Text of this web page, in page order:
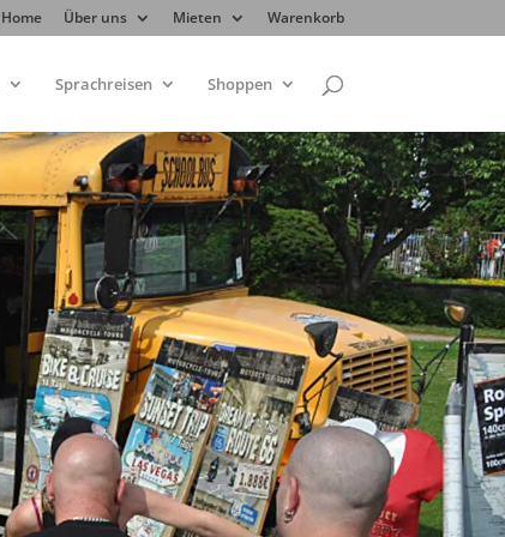
Home Über uns Mieten Warenkorb
Sprachreisen Shoppen